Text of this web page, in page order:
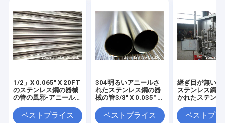
1/2」X 0.065" X 20FT
のステンレス鋼の器械
の管の風邪-アニールさ
ベストプライス
304明るいアニールさ
れたステンレス鋼の器
械の管3/8" X 0.035" X
ベストプライス
継ぎ目が無い
ステンレス鋼の
かれたステンレ
ベストプラ